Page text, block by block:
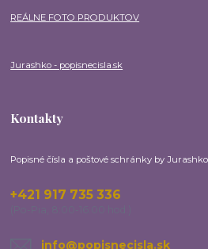
REÁLNE FOTO PRODUKTOV
Jurashko - popisnecisla.sk
Kontakty
Popisné čísla a poštové schránky by Jurashko
+421 917 735 336
info@popisnecisla.sk